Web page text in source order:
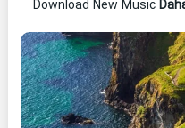
Download New Music